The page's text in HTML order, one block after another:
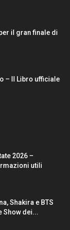
il gran finale di
– Il Libro ufficiale
2026 –
utili
Shakira e BTS
Show dei...